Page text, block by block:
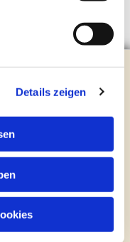
Details zeigen